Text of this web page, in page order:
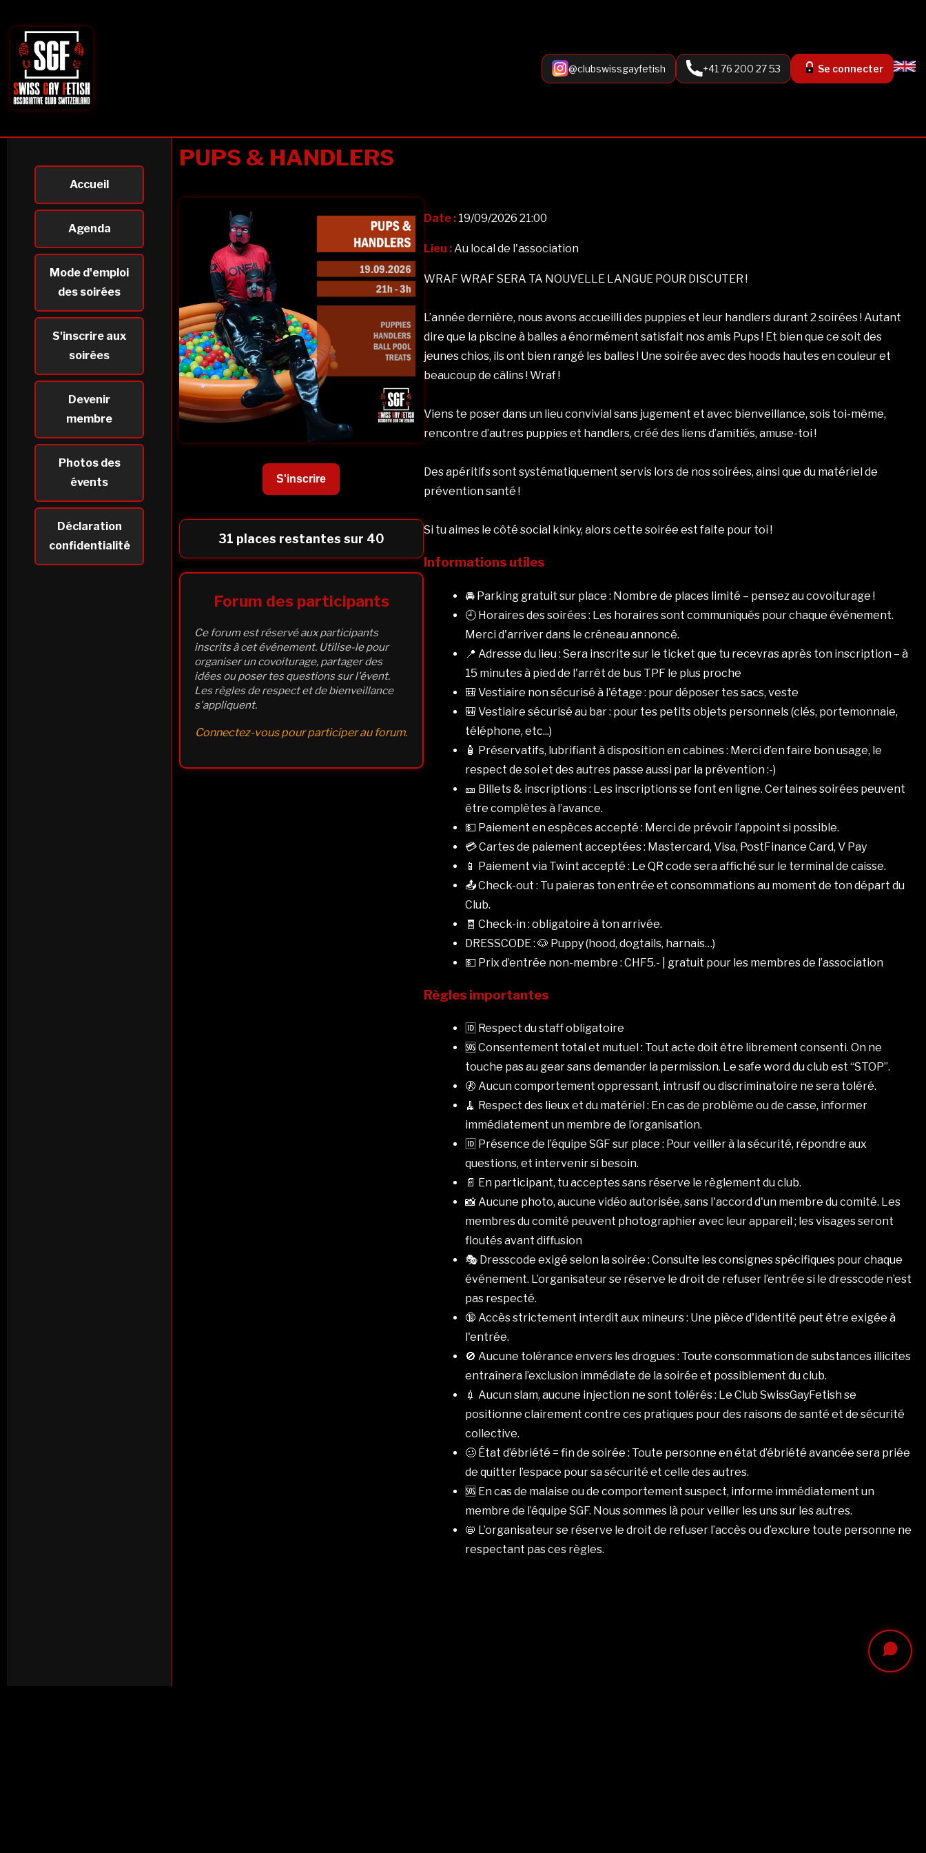
@clubswissgayfetish +41 76 200 27 53 Se connecter
Accueil
Agenda
Mode d'emploi
des soirées
S'inscrire aux
soirées
Devenir
membre
Photos des
évents
Déclaration
confidentialité
PUPS & HANDLERS
S'inscrire
31 places restantes sur 40
Forum des participants
Ce forum est réservé aux participants
inscrits à cet événement. Utilise-le pour
organiser un covoiturage, partager des
idées ou poser tes questions sur l'évent.
Les règles de respect et de bienveillance
s'appliquent.
Connectez-vous pour participer au forum.
Date :19/09/2026 21:00
Lieu :Au local de l'association
WRAF WRAF SERA TA NOUVELLE LANGUE POUR DISCUTER !
L’année dernière, nous avons accueilli des puppies et leur handlers durant 2 soirées ! Autant
dire que la piscine à balles a énormément satisfait nos amis Pups ! Et bien que ce soit des
jeunes chios, ils ont bien rangé les balles ! Une soirée avec des hoods hautes en couleur et
beaucoup de câlins ! Wraf !
Viens te poser dans un lieu convivial sans jugement et avec bienveillance, sois toi-même,
rencontre d’autres puppies et handlers, créé des liens d’amitiés, amuse-toi !
Des apéritifs sont systématiquement servis lors de nos soirées, ainsi que du matériel de
prévention santé !
Si tu aimes le côté social kinky, alors cette soirée est faite pour toi !
Informations utiles
🚘 Parking gratuit sur place : Nombre de places limité – pensez au covoiturage !
🕘 Horaires des soirées : Les horaires sont communiqués pour chaque événement.
Merci d'arriver dans le créneau annoncé.
📍 Adresse du lieu : Sera inscrite sur le ticket que tu recevras après ton inscription – à
15 minutes à pied de l'arrêt de bus TPF le plus proche
🎒 Vestiaire non sécurisé à l'étage : pour déposer tes sacs, veste
🎒 Vestiaire sécurisé au bar : pour tes petits objets personnels (clés, portemonnaie,
téléphone, etc...)
🧴 Préservatifs, lubrifiant à disposition en cabines : Merci d’en faire bon usage, le
respect de soi et des autres passe aussi par la prévention :-)
🎫 Billets & inscriptions : Les inscriptions se font en ligne. Certaines soirées peuvent
être complètes à l’avance.
💵 Paiement en espèces accepté : Merci de prévoir l’appoint si possible.
💳 Cartes de paiement acceptées : Mastercard, Visa, PostFinance Card, V Pay
📱 Paiement via Twint accepté : Le QR code sera affiché sur le terminal de caisse.
📤 Check-out : Tu paieras ton entrée et consommations au moment de ton départ du
Club.
🧾 Check-in : obligatoire à ton arrivée.
DRESSCODE : 🐶 Puppy (hood, dogtails, harnais…)
💵 Prix d’entrée non-membre : CHF5.- | gratuit pour les membres de l’association
Règles importantes
🆔 Respect du staff obligatoire
🆘 Consentement total et mutuel : Tout acte doit être librement consenti. On ne
touche pas au gear sans demander la permission. Le safe word du club est “STOP”.
🚷 Aucun comportement oppressant, intrusif ou discriminatoire ne sera toléré.
🧹 Respect des lieux et du matériel : En cas de problème ou de casse, informer
immédiatement un membre de l’organisation.
🆔 Présence de l’équipe SGF sur place : Pour veiller à la sécurité, répondre aux
questions, et intervenir si besoin.
📄 En participant, tu acceptes sans réserve le règlement du club.
📸 Aucune photo, aucune vidéo autorisée, sans l'accord d'un membre du comité. Les
membres du comité peuvent photographier avec leur appareil ; les visages seront
floutés avant diffusion
🎭 Dresscode exigé selon la soirée : Consulte les consignes spécifiques pour chaque
événement. L’organisateur se réserve le droit de refuser l’entrée si le dresscode n’est
pas respecté.
🔞 Accès strictement interdit aux mineurs : Une pièce d'identité peut être exigée à
l'entrée.
🚫 Aucune tolérance envers les drogues : Toute consommation de substances illicites
entraînera l’exclusion immédiate de la soirée et possiblement du club.
💉 Aucun slam, aucune injection ne sont tolérés : Le Club SwissGayFetish se
positionne clairement contre ces pratiques pour des raisons de santé et de sécurité
collective.
🥴 État d’ébriété = fin de soirée : Toute personne en état d’ébriété avancée sera priée
de quitter l’espace pour sa sécurité et celle des autres.
🆘 En cas de malaise ou de comportement suspect, informe immédiatement un
membre de l’équipe SGF. Nous sommes là pour veiller les uns sur les autres.
📛 L’organisateur se réserve le droit de refuser l’accès ou d’exclure toute personne ne
respectant pas ces règles.